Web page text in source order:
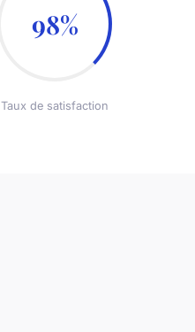
98%
Taux de satisfaction